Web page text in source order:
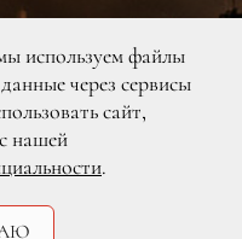
используем файлы
через сервисы
сайт,
с нашей
.